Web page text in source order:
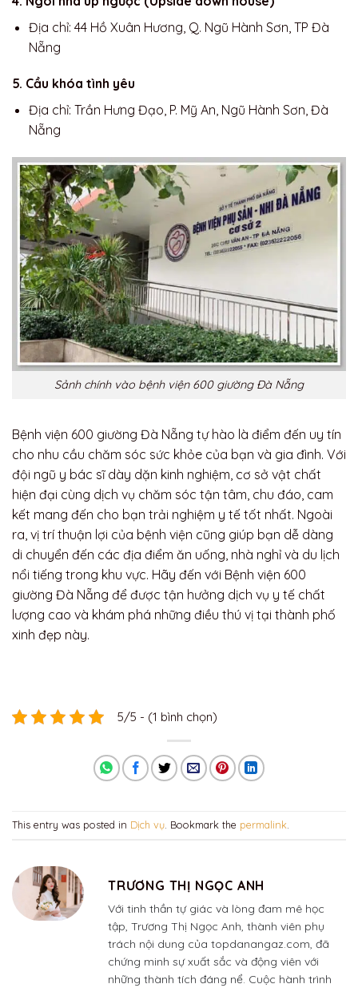
Địa chỉ: 44 Hồ Xuân Hương, Q. Ngũ Hành Sơn, TP Đà
Nẵng
5. Cầu khóa tình yêu
Địa chỉ: Trần Hưng Đạo, P. Mỹ An, Ngũ Hành Sơn, Đà
Nẵng
Sảnh chính vào bệnh viện 600 giường Đà Nẵng
Bệnh viện 600 giường Đà Nẵng tự hào là điểm đến uy tín
cho nhu cầu chăm sóc sức khỏe của bạn và gia đình. Với
đội ngũ y bác sĩ dày dặn kinh nghiệm, cơ sở vật chất
hiện đại cùng dịch vụ chăm sóc tận tâm, chu đáo, cam
kết mang đến cho bạn trải nghiệm y tế tốt nhất. Ngoài
ra, vị trí thuận lợi của bệnh viện cũng giúp bạn dễ dàng
di chuyển đến các địa điểm ăn uống, nhà nghỉ và du lịch
nổi tiếng trong khu vực. Hãy đến với Bệnh viện 600
giường Đà Nẵng để được tận hưởng dịch vụ y tế chất
lượng cao và khám phá những điều thú vị tại thành phố
xinh đẹp này.
5/5 - (1 bình chọn)
This entry was posted in Dịch vụ . Bookmark the permalink
TRƯƠNG THỊ NGỌC ANH
Với tinh thần tự giác và lòng đam mê học
tập, Trương Thị Ngọc Anh, thành viên phụ
trách nội dung của topdanangaz.com, đã
chứng minh sự xuất sắc và động viên với
những thành tích đáng nể. Cuộc hành trình